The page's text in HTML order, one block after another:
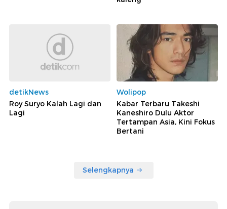
detikNews
Roy Suryo Kalah Lagi dan
Lagi
Wolipop
Kabar Terbaru Takeshi
Kaneshiro Dulu Aktor
Tertampan Asia, Kini Fokus
Bertani
Selengkapnya